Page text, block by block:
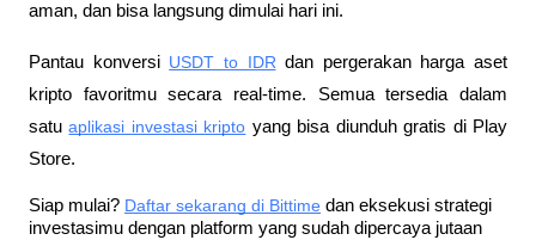
aman, dan bisa langsung dimulai hari ini.
Pantau konversi USDT to IDR dan pergerakan harga aset
kripto favoritmu secara real-time. Semua tersedia dalam
satu aplikasi investasi kripto yang bisa diunduh gratis di Play
Store.
Siap mulai? Daftar sekarang di Bittime dan eksekusi strategi
investasimu dengan platform yang sudah dipercaya jutaan